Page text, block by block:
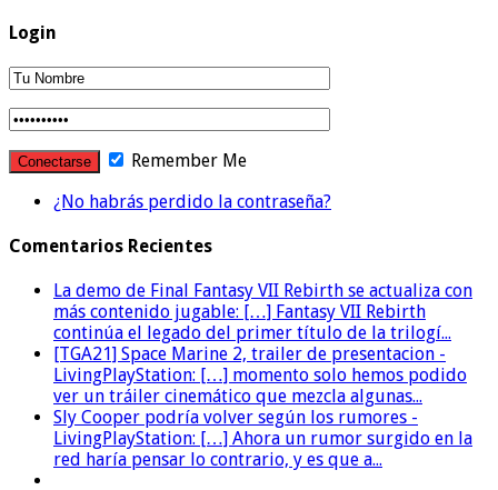
Login
Remember Me
¿No habrás perdido la contraseña?
Comentarios Recientes
La demo de Final Fantasy VII Rebirth se actualiza con
más contenido jugable: […] Fantasy VII Rebirth
continúa el legado del primer título de la trilogí...
[TGA21] Space Marine 2, trailer de presentacion -
LivingPlayStation: […] momento solo hemos podido
ver un tráiler cinemático que mezcla algunas...
Sly Cooper podría volver según los rumores -
LivingPlayStation: […] Ahora un rumor surgido en la
red haría pensar lo contrario, y es que a...